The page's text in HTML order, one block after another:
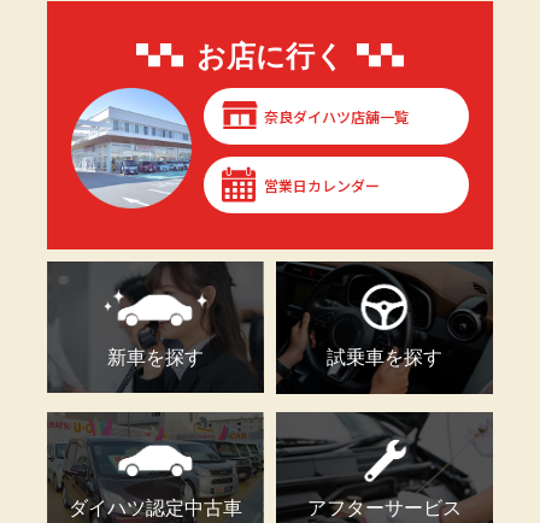
お店に行く
奈良ダイハツ店舗一覧
営業日カレンダー
新車を探す 試乗車を探す
ダイハツ認定中古車 アフターサービス